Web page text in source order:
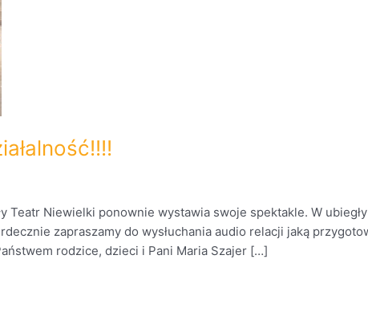
Teatr Niewielki ponownie wystawia swoje spektakle. W
zapraszamy do wysłuchania audio relacji jaką
rodzice, dzieci i Pani Maria Szajer […]